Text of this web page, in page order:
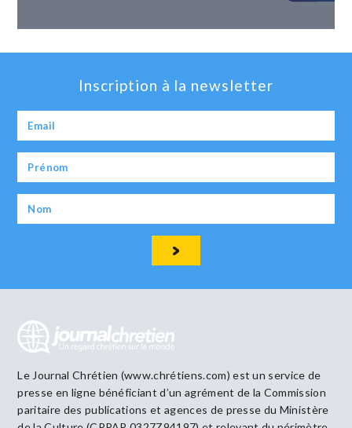
Inscription à la newsletter
Le Journal Chrétien (www.chrétiens.com) est un service de
presse en ligne bénéficiant d’un agrément de la Commission
paritaire des publications et agences de presse du Ministère